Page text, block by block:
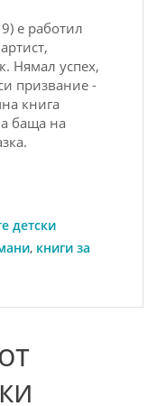
е работил
Нямал успех,
призвание -
книга
баща на
детски
, книги за